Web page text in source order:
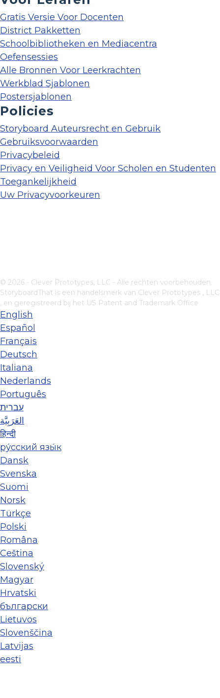
Gratis Versie Voor Docenten
District Pakketten
Schoolbibliotheken en Mediacentra
Oefensessies
Alle Bronnen Voor Leerkrachten
Werkblad Sjablonen
Postersjablonen
Policies
Storyboard Auteursrecht en Gebruik
Gebruiksvoorwaarden
Privacybeleid
Privacy en Veiligheid Voor Scholen en Studenten
Toegankelijkheid
Uw Privacyvoorkeuren
© 2026 - Clever Prototypes, LLC - Alle rechten voorbehouden.
StoryboardThat is een handelsmerk van Clever Prototypes , LLC
, en geregistreerd bij het US Patent and Trademark Office
English
Español
Français
Deutsch
Italiana
Nederlands
Português
עברית
العَرَبِيَّة
हिन्दी
ру́сский язы́к
Dansk
Svenska
Suomi
Norsk
Türkçe
Polski
Româna
Ceština
Slovenský
Magyar
Hrvatski
български
Lietuvos
Slovenščina
Latvijas
eesti